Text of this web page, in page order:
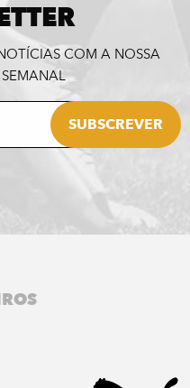
COM A NOSSA